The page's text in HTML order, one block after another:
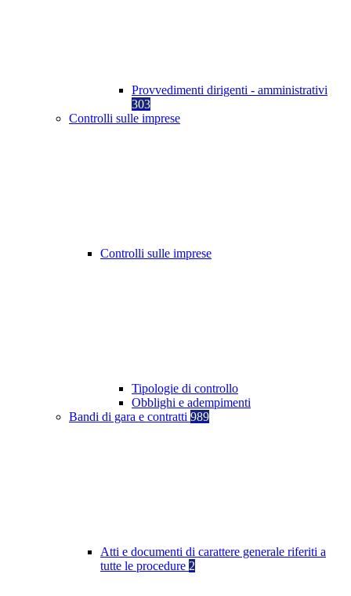
Provvedimenti dirigenti - amministrativi
303
Controlli sulle imprese
Controlli sulle imprese
Tipologie di controllo
Obblighi e adempimenti
Bandi di gara e contratti 989
Atti e documenti di carattere generale riferiti a
tutte le procedure 2